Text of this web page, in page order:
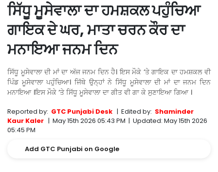
ਸਿੱਧੂ ਮੂਸੇਵਾਲਾ ਦਾ ਹਮਸ਼ਕਲ ਪਹੁੰਚਿਆ
ਗਾਇਕ ਦੇ ਘਰ, ਮਾਤਾ ਚਰਨ ਕੌਰ ਦਾ
ਮਨਾਇਆ ਜਨਮ ਦਿਨ
ਸਿੱਧੂ ਮੂਸੇਵਾਲਾ ਦੀ ਮਾਂ ਦਾ ਅੱਜ ਜਨਮ ਦਿਨ ਹੈ। ਇਸ ਮੌਕੇ ‘ਤੇ ਗਾਇਕ ਦਾ ਹਮਸ਼ਕਲ ਵੀ
ਪਿੰਡ ਮੂਸੇਵਾਲਾ ਪਹੁੰਚਿਆ। ਜਿੱਥੇ ਉਨ੍ਹਾਂ ਨੇ ਸਿੱਧੂ ਮੂਸੇਵਾਲਾ ਦੀ ਮਾਂ ਦਾ ਜਨਮ ਦਿਨ
ਮਨਾਇਆ ।ਇਸ ਮੌਕੇ ‘ਤੇ ਸਿੱਧੂ ਮੂਸੇਵਾਲਾ ਦਾ ਗੀਤ ਵੀ ਗਾ ਕੇ ਸੁਣਾਇਆ ਗਿਆ ।
Reported by: GTC Punjabi Desk | Edited by: Shaminder
Kaur Kaler | May 15th 2026 05:43 PM | Updated: May 15th 2026
05:45 PM
Add GTC Punjabi on Google